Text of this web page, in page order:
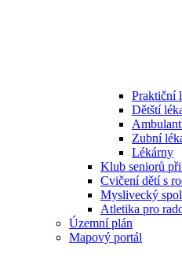
Praktiční
Dětští
Zubní
Lékárny
Klub seniorů
Cvičení dětí s
Myslivecký
Atletika pro
Územní plán
Mapový portál